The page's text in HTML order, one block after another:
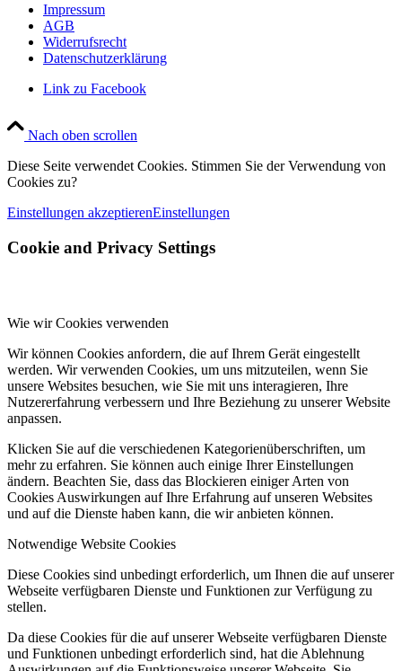
Impressum
AGB
Widerrufsrecht
Datenschutzerklärung
Link zu Facebook
Nach oben scrollen
Diese Seite verwendet Cookies. Stimmen Sie der Verwendung von
Cookies zu?
Einstellungen akzeptierenEinstellungen
Cookie and Privacy Settings
Wie wir Cookies verwenden
Wir können Cookies anfordern, die auf Ihrem Gerät eingestellt
werden. Wir verwenden Cookies, um uns mitzuteilen, wenn Sie
unsere Websites besuchen, wie Sie mit uns interagieren, Ihre
Nutzererfahrung verbessern und Ihre Beziehung zu unserer Website
anpassen.
Klicken Sie auf die verschiedenen Kategorienüberschriften, um
mehr zu erfahren. Sie können auch einige Ihrer Einstellungen
ändern. Beachten Sie, dass das Blockieren einiger Arten von
Cookies Auswirkungen auf Ihre Erfahrung auf unseren Websites
und auf die Dienste haben kann, die wir anbieten können.
Notwendige Website Cookies
Diese Cookies sind unbedingt erforderlich, um Ihnen die auf unserer
Webseite verfügbaren Dienste und Funktionen zur Verfügung zu
stellen.
Da diese Cookies für die auf unserer Webseite verfügbaren Dienste
und Funktionen unbedingt erforderlich sind, hat die Ablehnung